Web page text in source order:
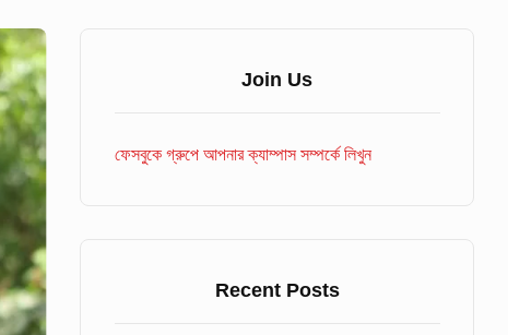
Join Us
ফেসবুকে গ্রুপে আপনার ক্যাম্পাস সম্পর্কে লিখুন
Recent Posts